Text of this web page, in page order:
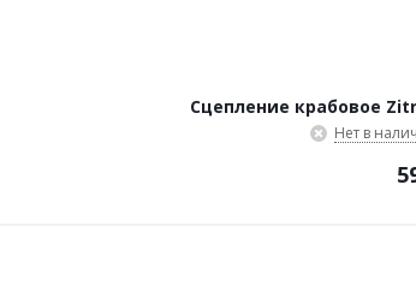
Сцепление крабовое
Нет в